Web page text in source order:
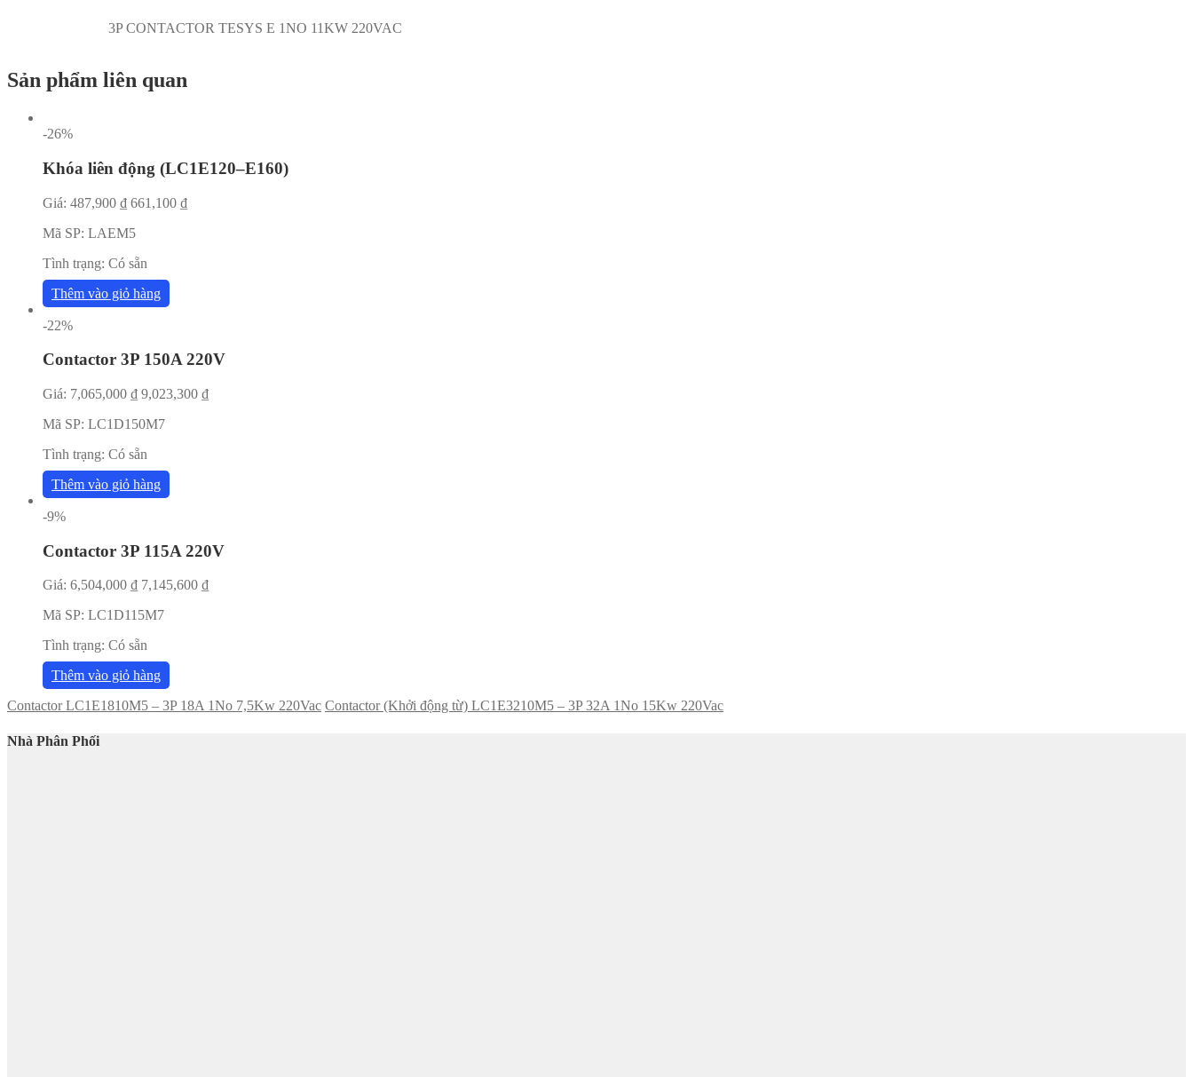
3P CONTACTOR TESYS E 1NO 11KW 220VAC
Sản phẩm liên quan
-26%
Khóa liên động (LC1E120–E160)
Giá: 487,900 ₫ 661,100 ₫
Mã SP: LAEM5
Tình trạng: Có sẵn
Thêm vào giỏ hàng
-22%
Contactor 3P 150A 220V
Giá: 7,065,000 ₫ 9,023,300 ₫
Mã SP: LC1D150M7
Tình trạng: Có sẵn
Thêm vào giỏ hàng
-9%
Contactor 3P 115A 220V
Giá: 6,504,000 ₫ 7,145,600 ₫
Mã SP: LC1D115M7
Tình trạng: Có sẵn
Thêm vào giỏ hàng
Contactor LC1E1810M5 – 3P 18A 1No 7,5Kw 220Vac Contactor (Khởi động từ) LC1E3210M5 – 3P 32A 1No 15Kw 220Vac
Nhà Phân Phối